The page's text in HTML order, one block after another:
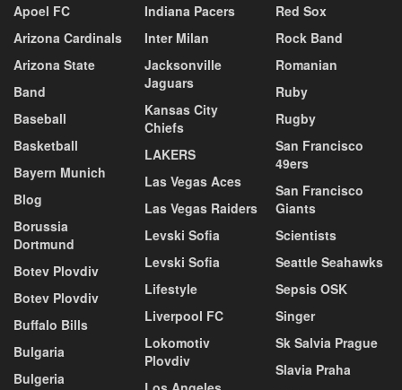
Apoel FC
Arizona Cardinals
Arizona State
Band
Baseball
Basketball
Bayern Munich
Blog
Borussia
Dortmund
Botev Plovdiv
Botev Plovdiv
Buffalo Bills
Bulgaria
Bulgeria
Indiana Pacers
Inter Milan
Jacksonville
Jaguars
Kansas City
Chiefs
LAKERS
Las Vegas Aces
Las Vegas Raiders
Levski Sofia
Levski Sofia
Lifestyle
Liverpool FC
Lokomotiv
Plovdiv
Red Sox
Rock Band
Romanian
Ruby
Rugby
San Francisco
49ers
San Francisco
Giants
Scientists
Seattle Seahawks
Sepsis OSK
Singer
Sk Salvia Prague
Slavia Praha